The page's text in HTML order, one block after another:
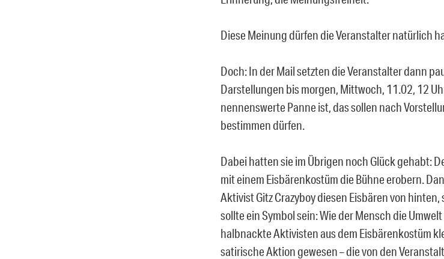
Diese Meinung dürfen die Veranstalter natürlich
Doch: In der Mail setzten die Veranstalter dann
Darstellungen bis morgen, Mittwoch, 11.02, 12
nennenswerte Panne ist, das sollen nach
bestimmen dürfen.
Dabei hatten sie im Übrigen noch Glück gehabt:
mit einem Eisbärenkostüm die Bühne erobern.
Aktivist Gitz Crazyboy diesen Eisbären von
sollte ein Symbol sein: Wie der Mensch die
halbnackte Aktivisten aus dem Eisbärenkostüm
satirische Aktion gewesen – die von den